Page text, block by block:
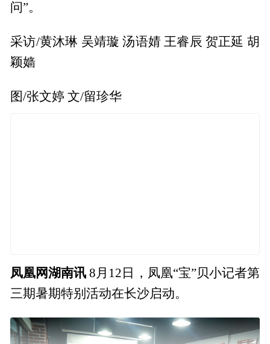
问”。‍
采访/黄沐琳 吴靖璇 汤语婧 王睿辰 贺正延 胡
颖嫱
图/张文婷 文/留珍华
凤凰网湖南讯8月12日，凤凰“宝”贝小记者第
三期暑期特别活动在长沙启动。